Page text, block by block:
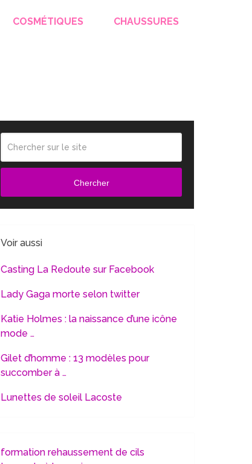
COSMÉTIQUES CHAUSSURES
Chercher
Voir aussi
Casting La Redoute sur Facebook
Lady Gaga morte selon twitter
Katie Holmes : la naissance d’une icône
mode …
Gilet d’homme : 13 modèles pour
succomber à …
Lunettes de soleil Lacoste
formation rehaussement de cils